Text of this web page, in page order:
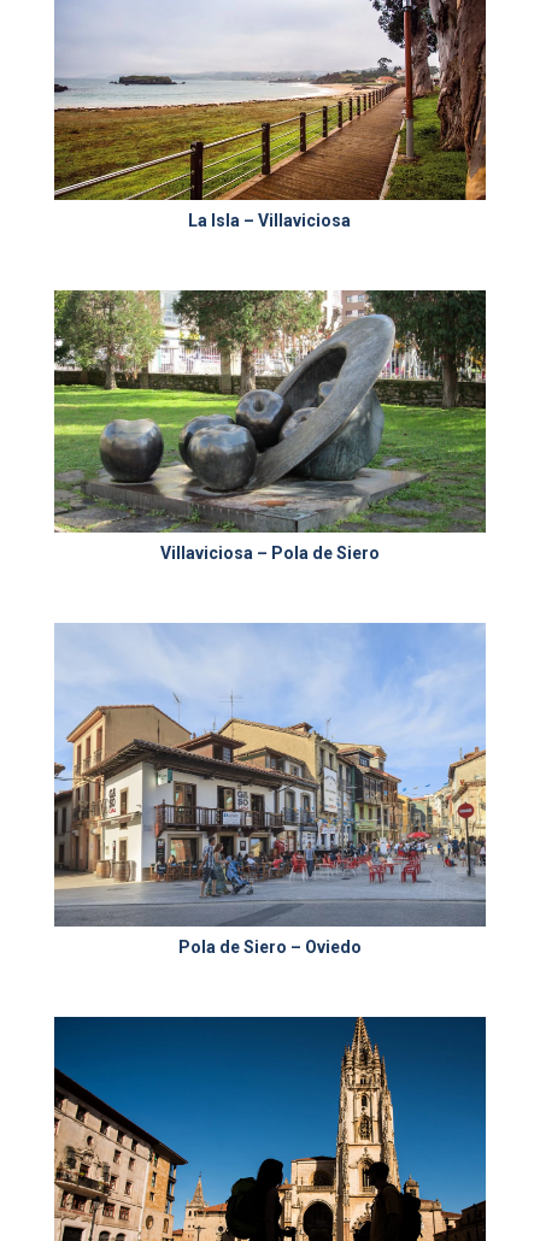
La Isla – Villaviciosa
Villaviciosa – Pola de Siero
Pola de Siero – Oviedo